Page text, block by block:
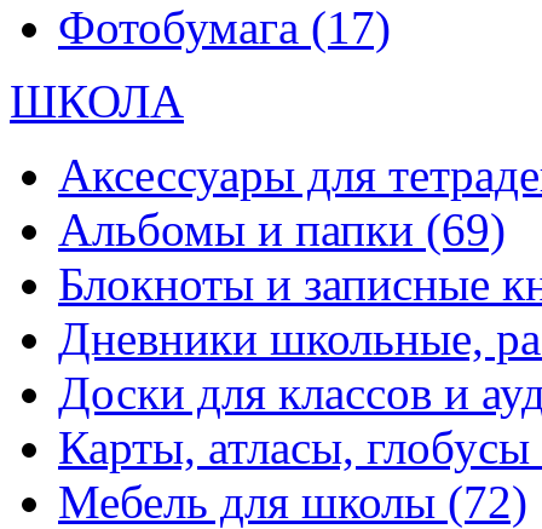
Фотобумага (17)
ШКОЛА
Аксессуары для
Альбомы и папки (69)
Блокноты и записные
Дневники школьные,
Доски для классов и
Карты, атласы, глобусы
Мебель для школы (72)